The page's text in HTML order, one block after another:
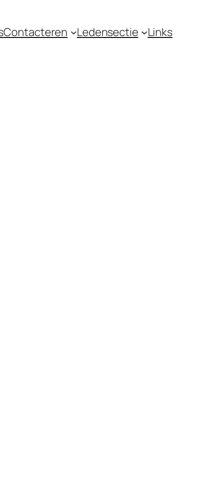
Contacteren Ledensectie Links